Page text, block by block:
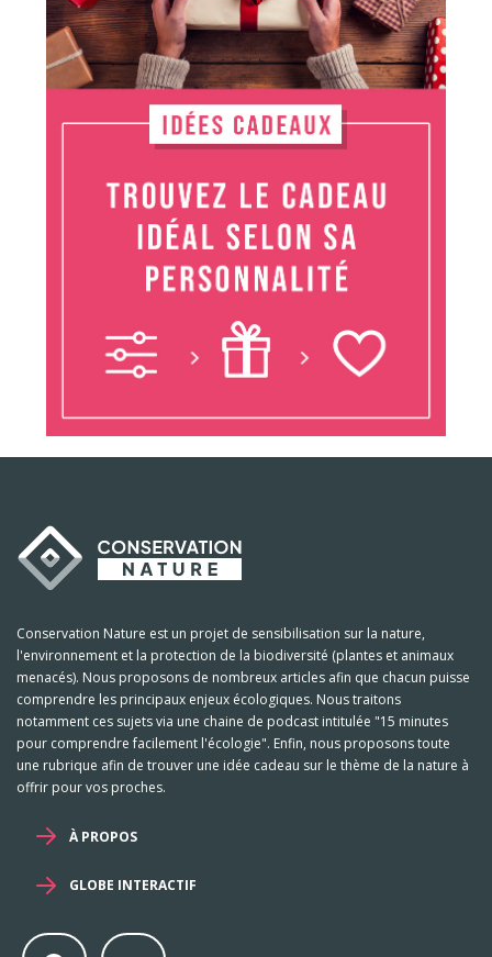
Conservation Nature est un projet de sensibilisation sur la nature,
l'environnement et la protection de la biodiversité (plantes et animaux
menacés). Nous proposons de nombreux articles afin que chacun puisse
comprendre les principaux enjeux écologiques. Nous traitons
notamment ces sujets via une chaine de podcast intitulée "15 minutes
pour comprendre facilement l'écologie". Enfin, nous proposons toute
une rubrique afin de trouver une idée cadeau sur le thème de la nature à
offrir pour vos proches.
À PROPOS
GLOBE INTERACTIF